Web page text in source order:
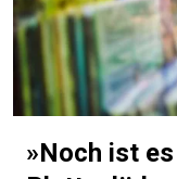
»Noch ist